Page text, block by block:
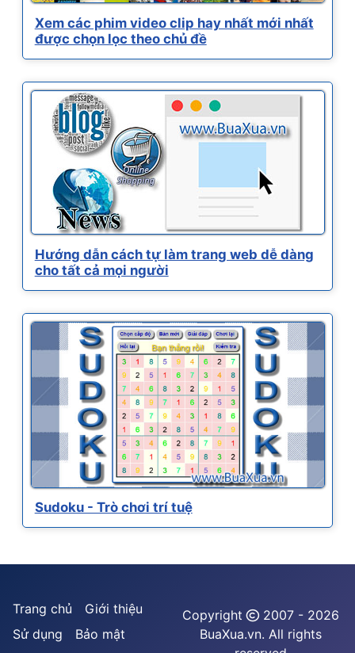
Xem các phim video clip hay nhất mới nhất
được chọn lọc theo chủ đề
Hướng dẫn cách tự làm trang web dễ dàng
cho tất cả mọi người
Sudoku - Trò chơi trí tuệ
Trang chủ
Giới thiệu
Sử dụng
Bảo mật
Copyright
2007 - 2026
BuaXua.vn. All rights